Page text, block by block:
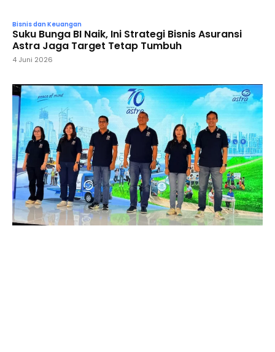
Bisnis dan Keuangan
Suku Bunga BI Naik, Ini Strategi Bisnis Asuransi
Astra Jaga Target Tetap Tumbuh
4 Juni 2026